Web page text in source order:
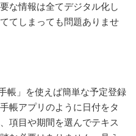
な情報は全てデジタル化し
てしまっても問題ありませ
帳」を使えば簡単な予定登録
帳アプリのように日付をタ
項目や期間を選んでテキス